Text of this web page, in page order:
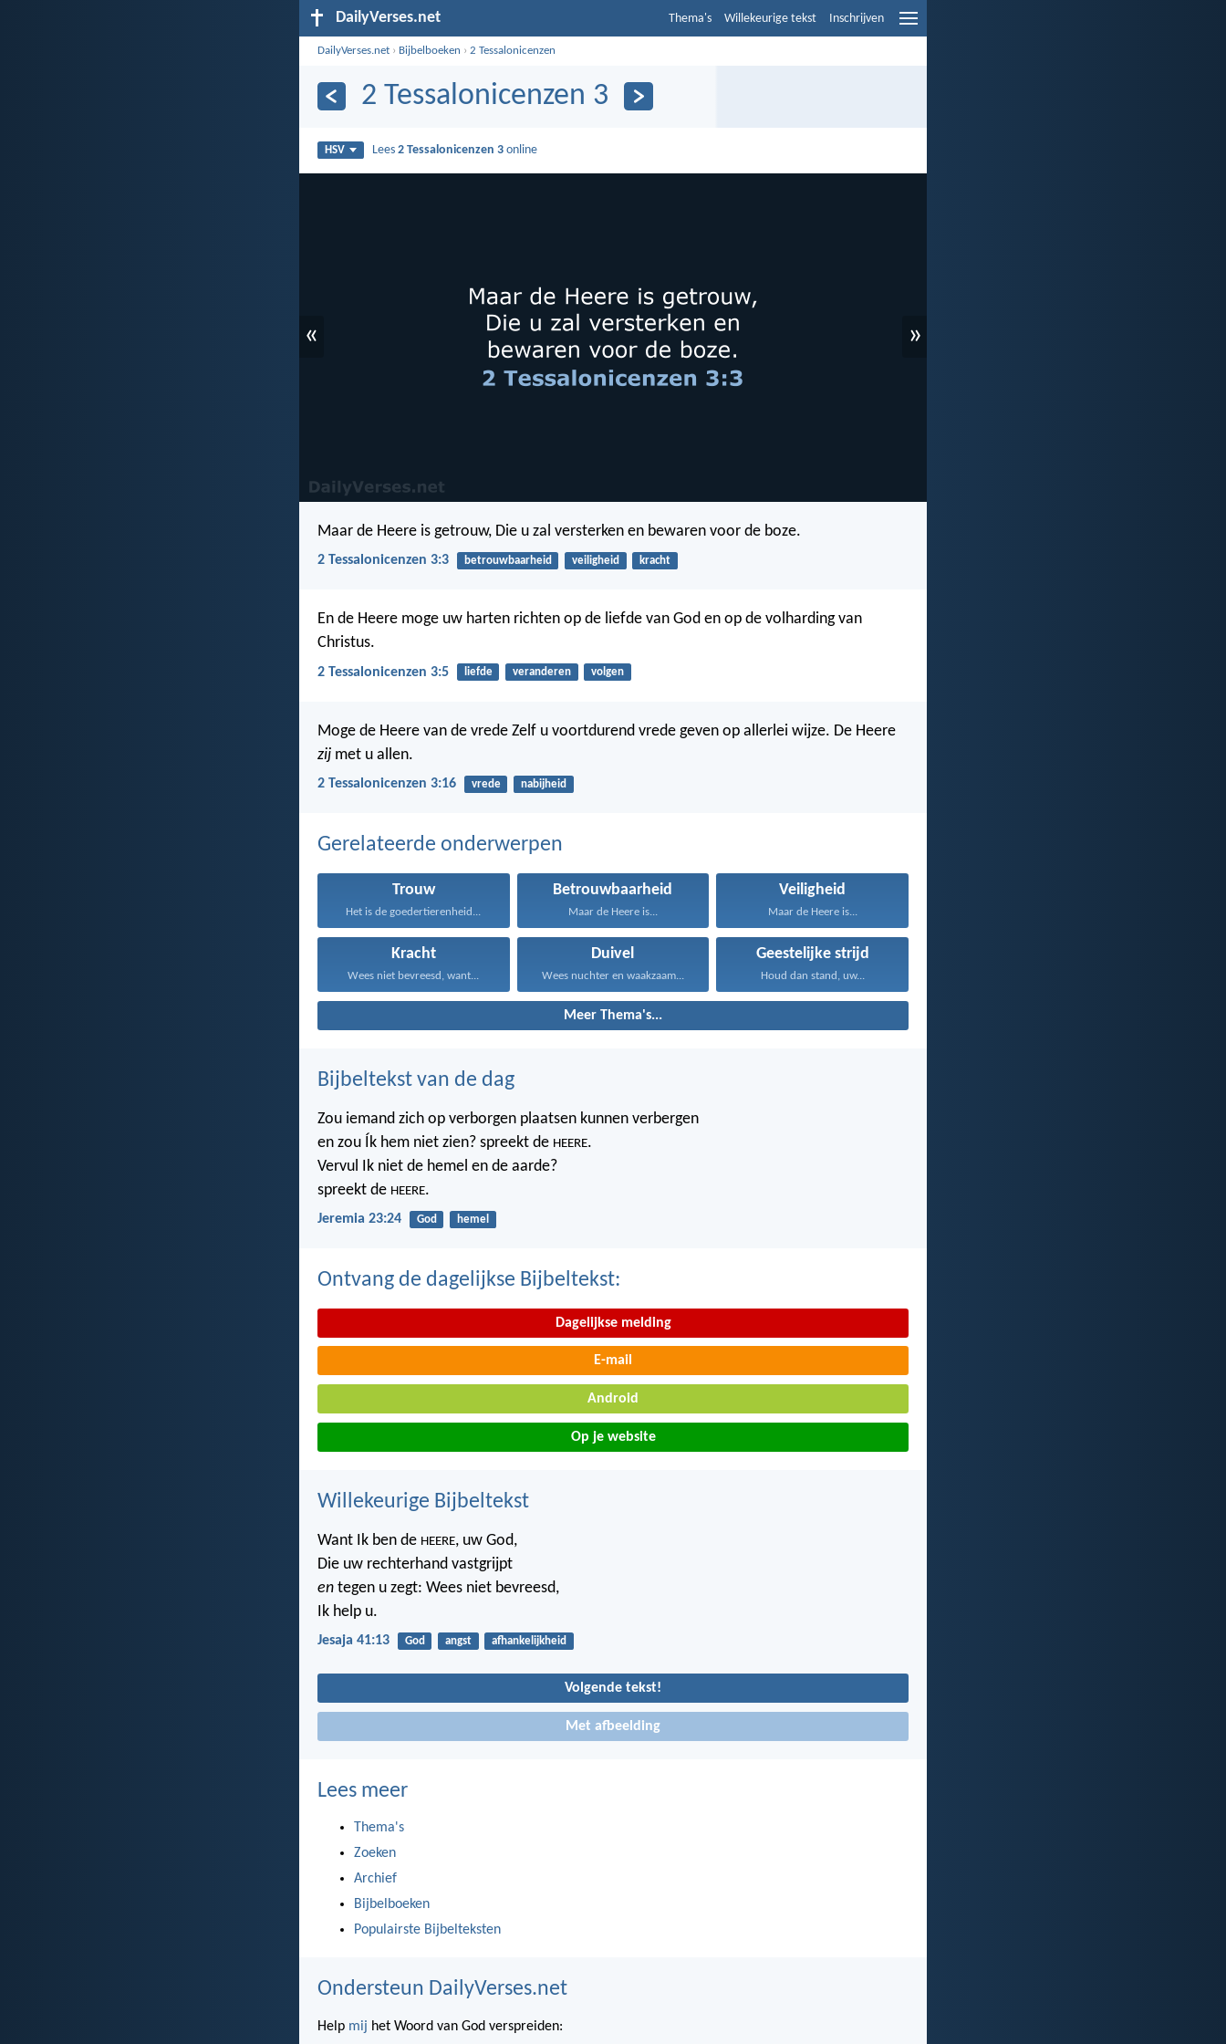
DailyVerses.net Thema's Willekeurige tekst Inschrijven
DailyVerses.net › Bijbelboeken ›2 Tessalonicenzen
2 Tessalonicenzen 3
HSV Lees2 Tessalonicenzen 3 online
« »
Maar de Heere is getrouw, Die u zal versterken en bewaren voor de boze.
2 Tessalonicenzen 3:3 betrouwbaarheid veiligheid kracht
En de Heere moge uw harten richten op de liefde van God en op de volharding van
Christus.
2 Tessalonicenzen 3:5 liefde veranderen volgen
Moge de Heere van de vrede Zelf u voortdurend vrede geven op allerlei wijze. De Heere
zij met u allen.
2 Tessalonicenzen 3:16 vrede nabijheid
Gerelateerde onderwerpen
Trouw
Het is de goedertierenheid...
Betrouwbaarheid
Maar de Heere is...
Veiligheid
Maar de Heere is...
Kracht
Wees niet bevreesd, want...
Duivel
Wees nuchter en waakzaam...
Geestelijke strijd
Houd dan stand, uw...
Meer Thema's...
Bijbeltekst van de dag
Zou iemand zich op verborgen plaatsen kunnen verbergen
en zou Ík hem niet zien? spreekt de HEERE.
Vervul Ik niet de hemel en de aarde?
spreekt de HEERE.
Jeremia 23:24 God hemel
Ontvang de dagelijkse Bijbeltekst:
Dagelijkse melding
E-mail
Android
Op je website
Willekeurige Bijbeltekst
Want Ik ben de HEERE, uw God,
Die uw rechterhand vastgrijpt
en tegen u zegt: Wees niet bevreesd,
Ik help u.
Jesaja 41:13 God angst afhankelijkheid
Volgende tekst!
Met afbeelding
Lees meer
Thema's
Zoeken
Archief
Bijbelboeken
Populairste Bijbelteksten
Ondersteun DailyVerses.net
Help mij het Woord van God verspreiden: